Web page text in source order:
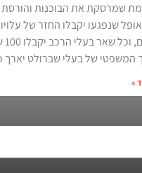
שמרסקת את הבוכנות והורסת
המשפטי של בעלי שברולט יארך
»